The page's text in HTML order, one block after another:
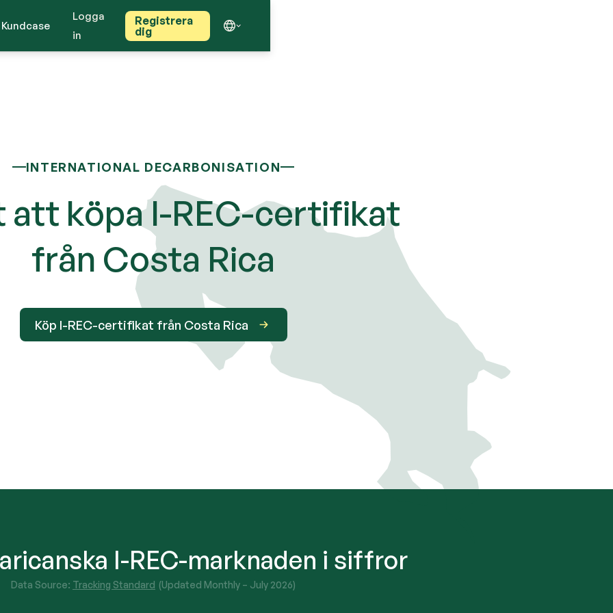
Logga
in
Registrera
dig
Kundcase
att köpa I-REC-certifikat
från Costa Rica
INTERNATIONAL DECARBONISATION
Köp I-REC-certifikat från Costa Rica
I-REC-marknaden i siffror
Data Source: Tracking Standard (Updated Monthly – July 2026)